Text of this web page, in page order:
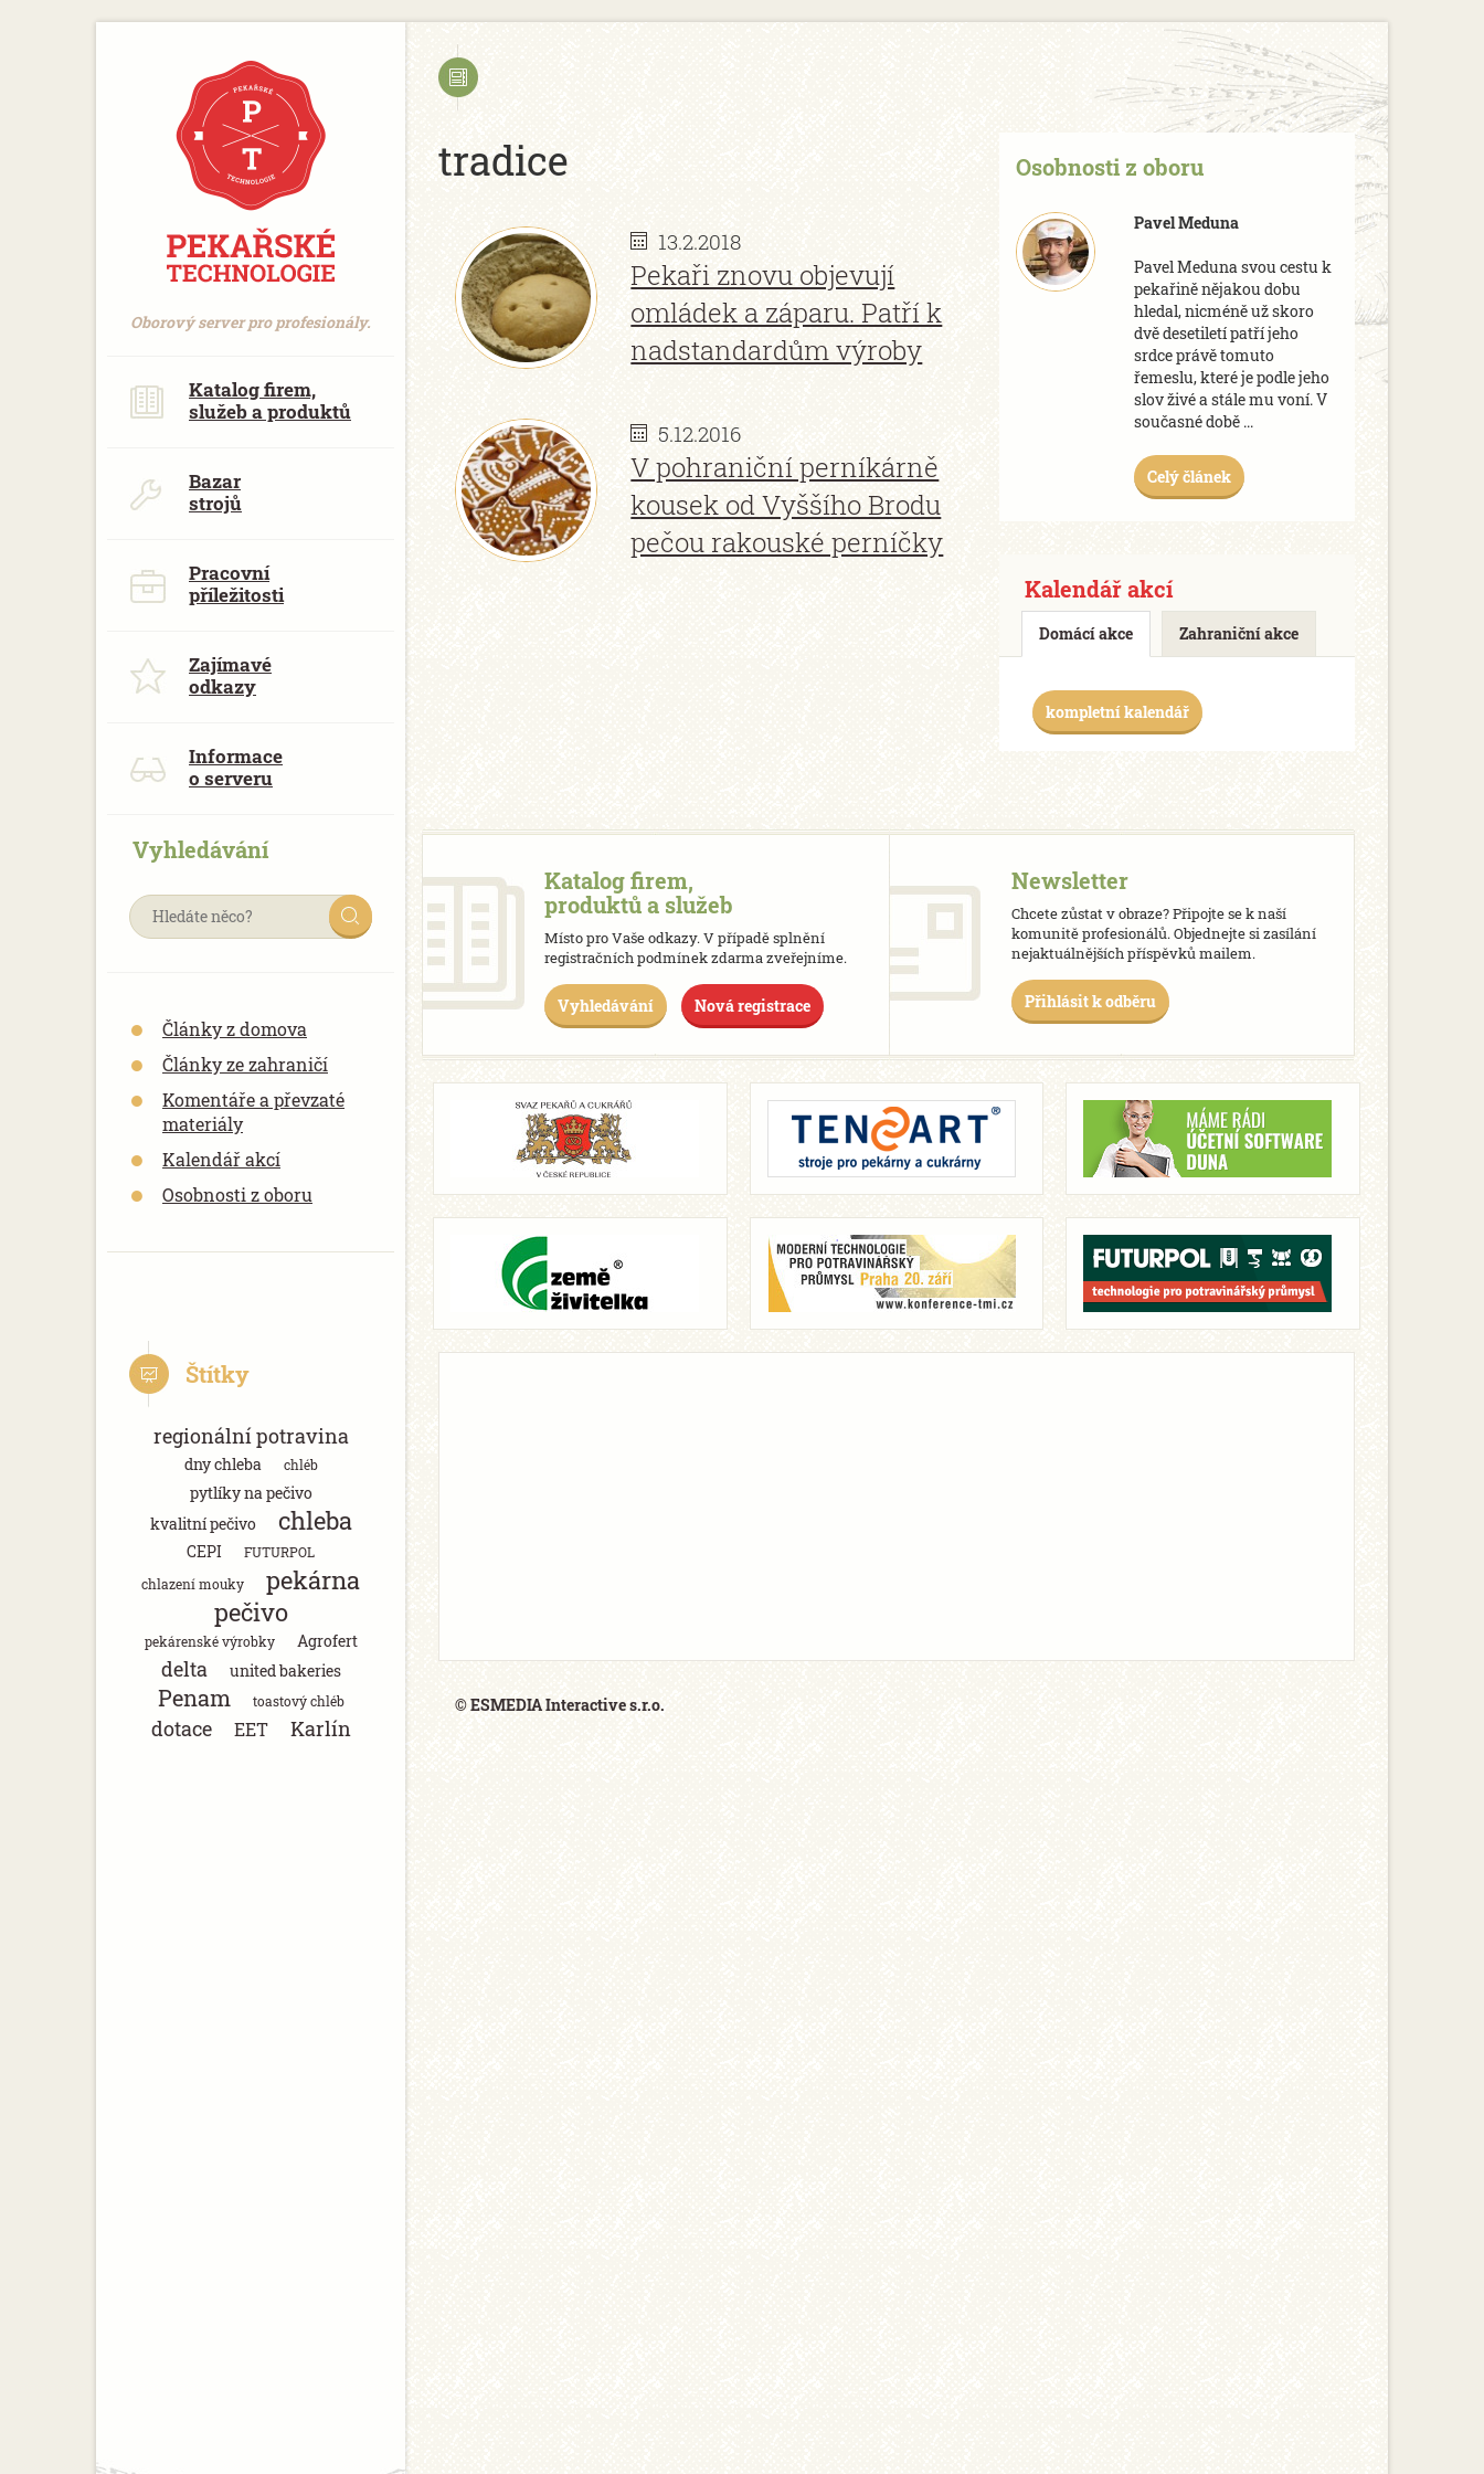
https://www.traditionrolex.com/18
Oborový server pro profesionály.
Katalog firem,
služeb a produktů
Bazar
strojů
Pracovní
příležitosti
Zajímavé
odkazy
Informace
o serveru
Vyhledávání
Články z domova
Články ze zahraničí
Komentáře a převzaté
materiály
Kalendář akcí
Osobnosti z oboru
Štítky
regionální potravina
dny chleba chléb
pytlíky na pečivo
kvalitní pečivo
chleba
CEPI
FUTURPOL
chlazení mouky
pekárna
pečivo
pekárenské výrobky Agrofert
delta united bakeries
Penam toastový chléb
dotace EET Karlín
tradice
13.2.2018
Pekaři znovu objevují
omládek a záparu. Patří k
nadstandardům výroby
5.12.2016
V pohraniční perníkárně
kousek od Vyššího Brodu
pečou rakouské perníčky
Osobnosti z oboru
Pavel Meduna
Pavel Meduna svou cestu k
pekařině nějakou dobu
hledal, nicméně už skoro
dvě desetiletí patří jeho
srdce právě tomuto
řemeslu, které je podle jeho
slov živé a stále mu voní. V
současné době ...
Celý článek
Kalendář akcí
Domácí akce Zahraniční akce
kompletní kalendář
Katalog firem,
produktů a služeb
Místo pro Vaše odkazy. V případě splnění
registračních podmínek zdarma zveřejníme.
Vyhledávání Nová registrace
Newsletter
Chcete zůstat v obraze? Připojte se k naší
komunitě profesionálů. Objednejte si zasílání
nejaktuálnějších příspěvků mailem.
Přihlásit k odběru
© ESMEDIA Interactive s.r.o.